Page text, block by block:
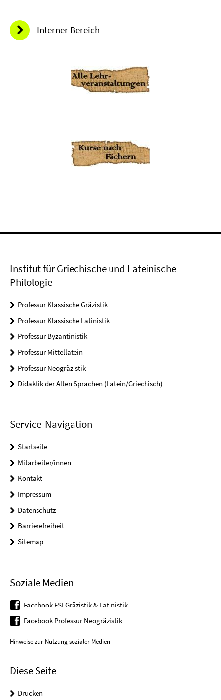
Interner Bereich
Institut für Griechische und Lateinische
Philologie
Professur Klassische Gräzistik
Professur Klassische Latinistik
Professur Byzantinistik
Professur Mittellatein
Professur Neogräzistik
Didaktik der Alten Sprachen (Latein/Griechisch)
Service-Navigation
Startseite
Mitarbeiter/innen
Kontakt
Impressum
Datenschutz
Barrierefreiheit
Sitemap
Soziale Medien
Facebook FSI Gräzistik & Latinistik
Facebook Professur Neogräzistik
Hinweise zur Nutzung sozialer Medien
Diese Seite
Drucken